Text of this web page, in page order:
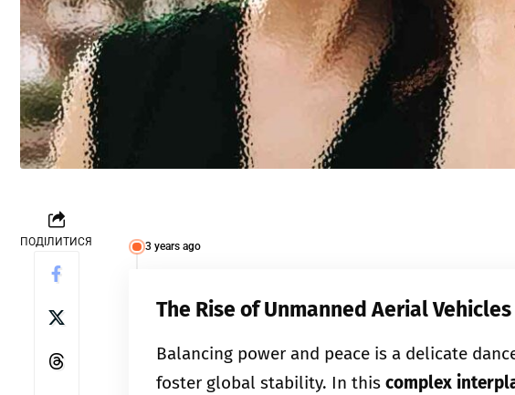
ПОДІЛИТИСЯ 3 years ago
The Rise of Unmanned Aerial
Balancing power and peace is a delicate
foster global stability. In thiscomplex